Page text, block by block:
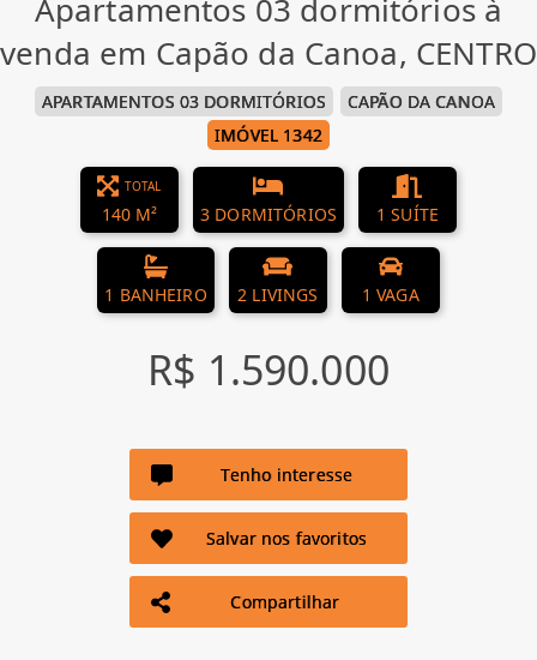
Apartamentos 03 dormitórios à
venda em Capão da Canoa, CENTRO
APARTAMENTOS 03 DORMITÓRIOS
CAPÃO DA CANOA
IMÓVEL 1342
TOTAL
140 M² 3 DORMITÓRIOS 1 SUÍTE
1 BANHEIRO 2 LIVINGS 1 VAGA
R$ 1.590.000
Tenho interesse
Salvar nos favoritos
Compartilhar